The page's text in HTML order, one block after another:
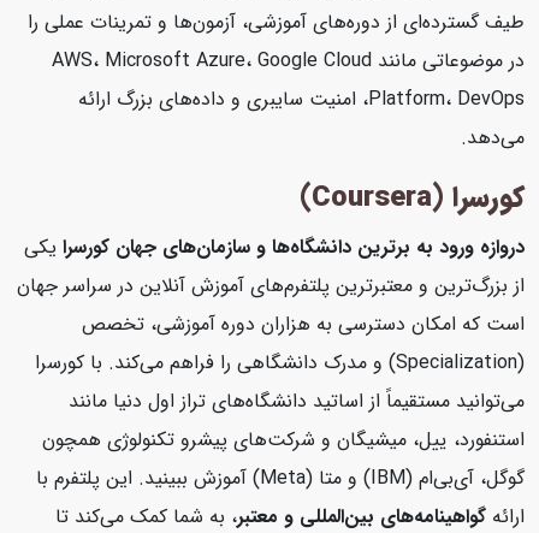
طیف گسترده‌ای از دوره‌های آموزشی، آزمون‌ها و تمرینات عملی را
در موضوعاتی مانند AWS، Microsoft Azure، Google Cloud
Platform، DevOps، امنیت سایبری و داده‌های بزرگ ارائه
می‌دهد.
کورسرا (Coursera)
دروازه ورود به برترین دانشگاه‌ها و سازمان‌های جهان کورسرایکی
از بزرگ‌ترین و معتبرترین پلتفرم‌های آموزش آنلاین در سراسر جهان
است که امکان دسترسی به هزاران دوره آموزشی، تخصص
(Specialization) و مدرک دانشگاهی را فراهم می‌کند. با کورسرا
می‌توانید مستقیماً از اساتید دانشگاه‌های تراز اول دنیا مانند
استنفورد، ییل، میشیگان و شرکت‌های پیشرو تکنولوژی همچون
گوگل، آی‌بی‌ام (IBM) و متا (Meta) آموزش ببینید. این پلتفرم با
ارائهگواهینامه‌های بین‌المللی و معتبر، به شما کمک می‌کند تا